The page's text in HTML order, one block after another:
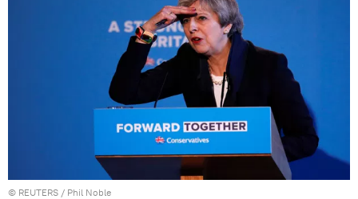
© REUTERS / Phil Noble